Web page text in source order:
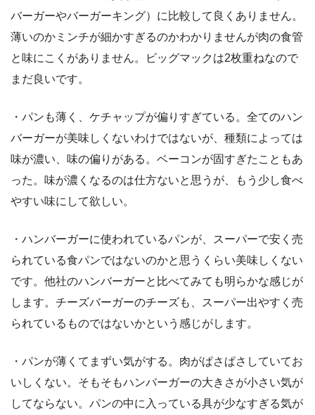
バーガーやバーガーキング）に比較して良くありません。
薄いのかミンチが細かすぎるのかわかりませんが肉の食管
と味にこくがありません。ビッグマックは2枚重ねなので
まだ良いです。
・パンも薄く、ケチャップが偏りすぎている。全てのハン
バーガーが美味しくないわけではないが、種類によっては
味が濃い、味の偏りがある。ベーコンが固すぎたこともあ
った。味が濃くなるのは仕方ないと思うが、もう少し食べ
やすい味にして欲しい。
・ハンバーガーに使われているパンが、スーパーで安く売
られている食パンではないのかと思うくらい美味しくない
です。他社のハンバーガーと比べてみても明らかな感じが
します。チーズバーガーのチーズも、スーパー出やすく売
られているものではないかという感じがします。
・パンが薄くてまずい気がする。肉がぱさぱさしていてお
いしくない。そもそもハンバーガーの大きさが小さい気が
してならない。パンの中に入っている具が少なすぎる気が